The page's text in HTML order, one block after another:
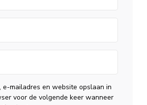
e-mailadres en website opslaan in
voor de volgende keer wanneer